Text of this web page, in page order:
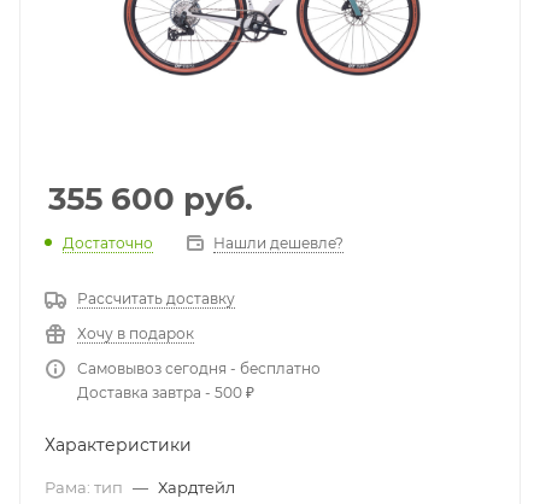
355 600 руб.
Достаточно Нашли дешевле?
Рассчитать доставку
Хочу в подарок
Самовывоз сегодня - бесплатно
Доставка завтра - 500 ₽
Характеристики
Рама: тип — Хардтейл